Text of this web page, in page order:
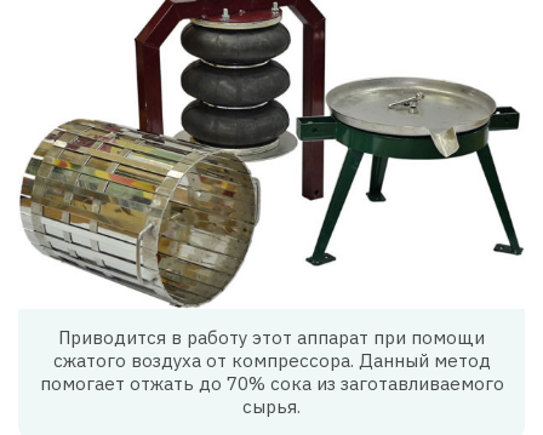
Приводится в работу этот аппарат при помощи
сжатого воздуха от компрессора. Данный метод
помогает отжать до 70% сока из заготавливаемого
сырья.